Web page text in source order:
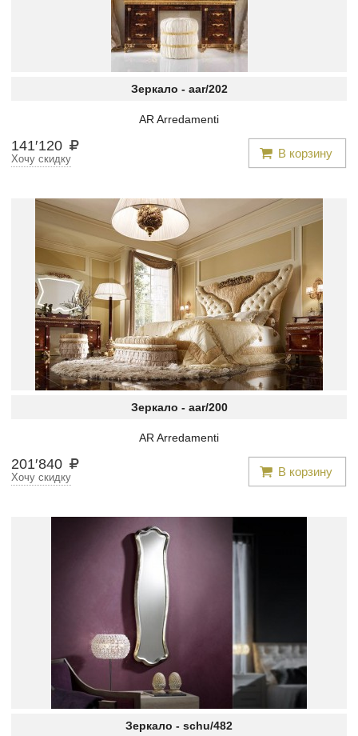
Зеркало - aar/202
AR Arredamenti
141′120 В корзину
Хочу скидку
Зеркало - aar/200
AR Arredamenti
201′840 В корзину
Хочу скидку
Зеркало - schu/482